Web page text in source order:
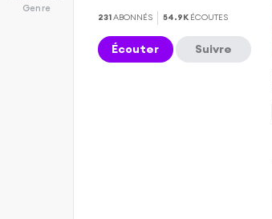
Genre
231ABONNÉS 54.9K ÉCOUTES
Écouter Suivre